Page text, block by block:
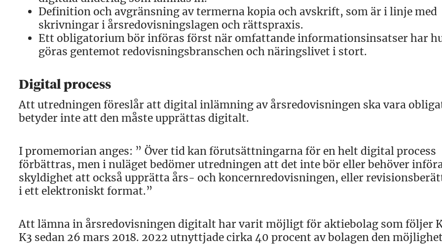
Definition och avgränsning av termerna kopia och avskrift, som är i linje med
skrivningar i årsredovisningslagen och rättspraxis.
Ett obligatorium bör införas först när omfattande informationsinsatser har
göras gentemot redovisningsbranschen och näringslivet i stort.
Digital process
Att utredningen föreslår att digital inlämning av årsredovisningen ska vara
betyder inte att den måste upprättas digitalt.
I promemorian anges: ” Över tid kan förutsättningarna för en helt digital process
förbättras, men i nuläget bedömer utredningen att det inte bör eller behöver
skyldighet att också upprätta års- och koncernredovisningen, eller
i ett elektroniskt format.”
Att lämna in årsredovisningen digitalt har varit möjligt för aktiebolag som följer
K3 sedan 26 mars 2018. 2022 utnyttjade cirka 40 procent av bolagen den